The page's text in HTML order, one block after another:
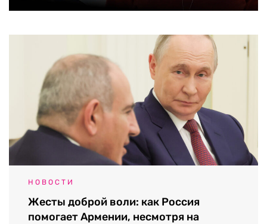
НОВОСТИ
Жесты доброй воли: как Россия
помогает Армении, несмотря на